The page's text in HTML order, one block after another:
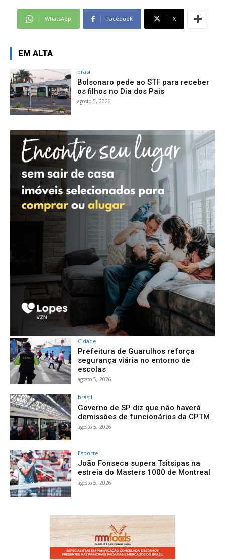
WhatsApp Facebook X
EM ALTA
brasil
Bolsonaro pede ao STF para receber
os filhos no Dia dos Pais
agosto 5, 2026
Cidade
Prefeitura de Guarulhos reforça
segurança viária no entorno de
escolas
agosto 5, 2026
brasil
Governo de SP diz que não haverá
demissões de funcionários da CPTM
agosto 5, 2026
Esporte
João Fonseca supera Tsitsipas na
estreia do Masters 1000 de Montreal
agosto 5, 2026